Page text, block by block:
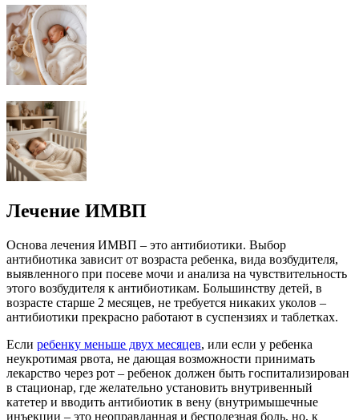
Лечение ИМВП
Основа лечения ИМВП – это антибиотики. Выбор
антибиотика зависит от возраста ребенка, вида возбудителя,
выявленного при посеве мочи и анализа на чувствительность
этого возбудителя к антибиотикам. Большинству детей, в
возрасте старше 2 месяцев, не требуется никаких уколов –
антибиотики прекрасно работают в суспензиях и таблетках.
Если ребенку меньше двух месяцев, или если у ребенка
неукротимая рвота, не дающая возможности принимать
лекарство через рот – ребенок должен быть госпитализирован
в стационар, где желательно установить внутривенный
катетер и вводить антибиотик в вену (внутримышечные
инъекции – это неоправданная и бесполезная боль, но, к